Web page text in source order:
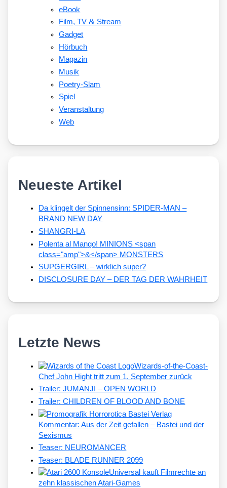
eBook
Film, TV&Stream
Gadget
Hörbuch
Magazin
Musik
Poetry-Slam
Spiel
Veranstaltung
Web
Neueste Artikel
Da klingelt der Spinnensinn: SPIDER-MAN –
BRAND NEW DAY
SHANGRI-LA
Polenta al Mango! MINIONS <span
class="amp">&</span> MONSTERS
SUPGERGIRL – wirklich super?
DISCLOSURE DAY – DER TAG DER WAHRHEIT
Letzte News
Wizards-of-the-Coast-
Chef John Hight tritt zum 1. September zurück
Trailer: JUMANJI – OPEN WORLD
Trailer: CHILDREN OF BLOOD AND BONE
Kommentar: Aus der Zeit gefallen – Bastei und der
Sexismus
Teaser: NEUROMANCER
Teaser: BLADE RUNNER 2099
Universal kauft Filmrechte an
zehn klassischen Atari-Games